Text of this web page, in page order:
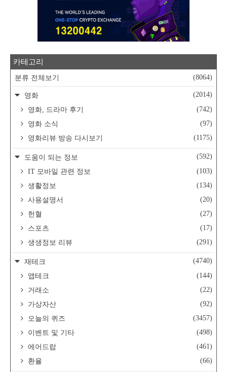
카테고리
분류 전체보기 (8064)
영화
(2014)
영화, 드라마 후기
(742)
영화 소식
(97)
영화리뷰 방송 다시보기
(1175)
도움이 되는 정보
(592)
IT 모바일 관련 정보
(103)
생활정보
(134)
사용설명서
(20)
헌혈
(27)
스포츠
(17)
생생정보 리뷰
(291)
재테크
(4740)
앱테크
(144)
거래소
(22)
가상자산
(92)
오늘의 퀴즈
(3457)
이벤트 및 기타
(498)
에어드랍
(461)
환율
(66)